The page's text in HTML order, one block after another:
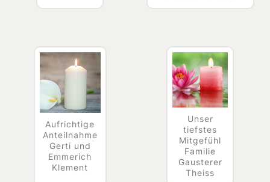
Aufrichtige
Anteilnahme
Gerti und
Emmerich
Klement
Unser
tiefstes
Mitgefühl
Familie
Gausterer
Theiss